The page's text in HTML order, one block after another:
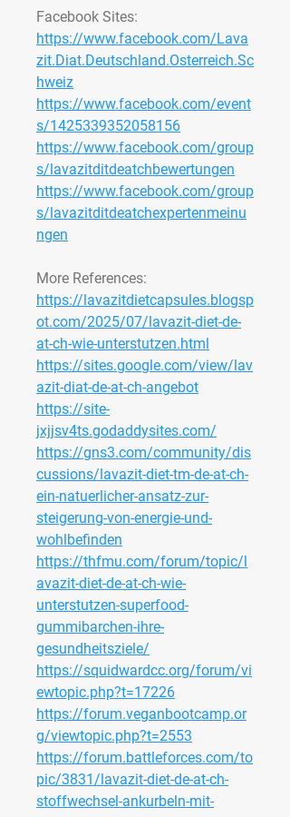
Facebook Sites:
https://www.facebook.com/Lava
zit.Diat.Deutschland.Osterreich.Sc
hweiz
https://www.facebook.com/event
s/1425339352058156
https://www.facebook.com/group
s/lavazitditdeatchbewertungen
https://www.facebook.com/group
s/lavazitditdeatchexpertenmeinu
ngen
More References:
https://lavazitdietcapsules.blogsp
ot.com/2025/07/lavazit-diet-de-
at-ch-wie-unterstutzen.html
https://sites.google.com/view/lav
azit-diat-de-at-ch-angebot
https://site-
jxjjsv4ts.godaddysites.com/
https://gns3.com/community/dis
cussions/lavazit-diet-tm-de-at-ch-
ein-natuerlicher-ansatz-zur-
steigerung-von-energie-und-
wohlbefinden
https://thfmu.com/forum/topic/l
avazit-diet-de-at-ch-wie-
unterstutzen-superfood-
gummibarchen-ihre-
gesundheitsziele/
https://squidwardcc.org/forum/vi
ewtopic.php?t=17226
https://forum.veganbootcamp.or
g/viewtopic.php?t=2553
https://forum.battleforces.com/to
pic/3831/lavazit-diet-de-at-ch-
stoffwechsel-ankurbeln-mit-